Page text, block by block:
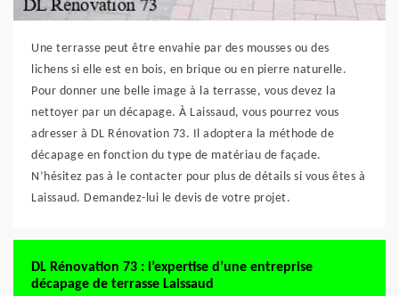
Une terrasse peut être envahie par des mousses ou des
lichens si elle est en bois, en brique ou en pierre naturelle.
Pour donner une belle image à la terrasse, vous devez la
nettoyer par un décapage. À Laissaud, vous pourrez vous
adresser à DL Rénovation 73. Il adoptera la méthode de
décapage en fonction du type de matériau de façade.
N’hésitez pas à le contacter pour plus de détails si vous êtes à
Laissaud. Demandez-lui le devis de votre projet.
DL Rénovation 73 : l’expertise d’une entreprise
décapage de terrasse Laissaud